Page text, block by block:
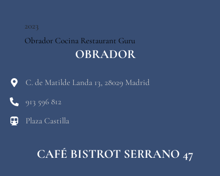
2023
Obrador Cocina Restaurant Guru
OBRADOR
C. de Matilde Landa 13, 28029 Madrid
913 596 812
Plaza Castilla
CAFÉ BISTROT SERRANO 47